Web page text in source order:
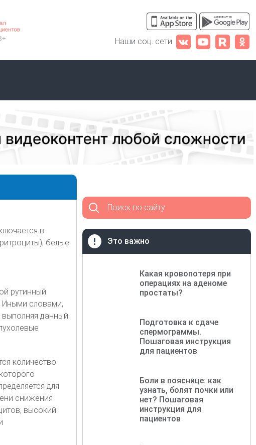
Наши соц. сети
в
белые
рутинный
Иными словами,
выполняя данный
количество
для
снижения
высокий
Поиск по сайту
Это важно
Какая кровопотеря при
операциях на аденоме
простаты?
Подготовка к сдаче
спермограммы.
Пошаговая инструкция
для пациентов
Боли в пояснице: как
узнать, болят почки или
нет? Пошаговая
инструкция для
пациентов